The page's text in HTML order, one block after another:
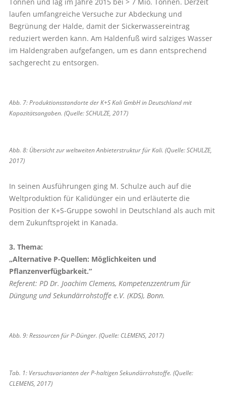
laufen umfangreiche Versuche zur Abdeckung und
Begrünung der Halde, damit der Sickerwassereintrag
reduziert werden kann. Am Haldenfuß wird salziges Wasser
im Haldengraben aufgefangen, um es dann entsprechend
sachgerecht zu entsorgen.
Abb. 7: Produktionsstandorte der K+S Kali GmbH in Deutschland mit
Kapazitätsangaben. (Quelle: SCHULZE, 2017)
Abb. 8: Übersicht zur weltweiten Anbieterstruktur für Kali. (Quelle: SCHULZE,
2017)
In seinen Ausführungen ging M. Schulze auch auf die
Weltproduktion für Kalidünger ein und erläuterte die
Position der K+S-Gruppe sowohl in Deutschland als auch mit
dem Zukunftsprojekt in Kanada.
3. Thema:
„Alternative P-Quellen: Möglich­keiten und
Pflanzenverfügbarkeit.“
Referent: PD Dr. Joachim Clemens, Kompetenzzentrum für
Düngung und Sekundärrohstoffe e.V. (KDS), Bonn.
Abb. 9: Ressourcen für P-Dünger. (Quelle: CLEMENS, 2017)
Tab. 1: Versuchsvarianten der P-haltigen Sekundärrohstoffe. (Quelle:
CLEMENS, 2017)